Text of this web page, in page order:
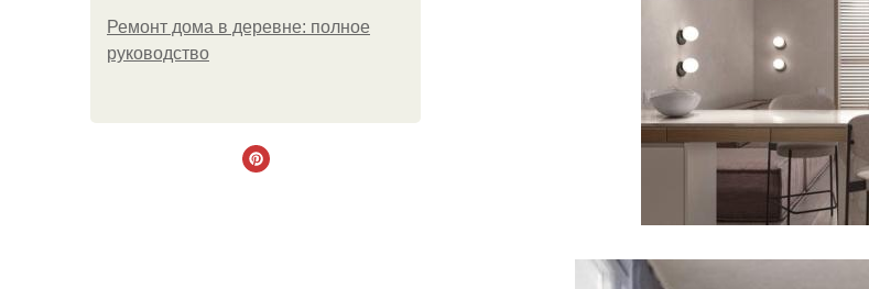
Ремонт дома в деревне: полное
руководство